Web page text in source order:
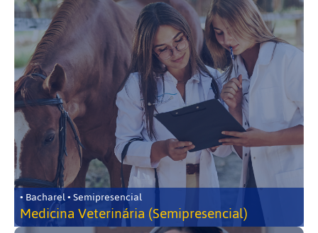
• Bacharel • Semipresencial
Medicina Veterinária (Semipresencial)